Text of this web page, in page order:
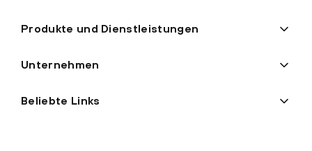
Produkte und Dienstleistungen
Unternehmen
Beliebte Links